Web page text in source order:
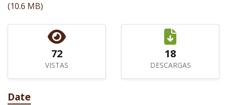
(10.6 MB)
72
VISTAS
18
DESCARGAS
Date